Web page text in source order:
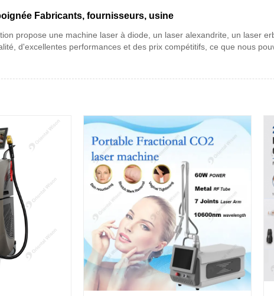
Fabricants, fournisseurs, usine
propose une machine laser à diode, un laser alexandrite, un laser
d'excellentes performances et des prix compétitifs, ce que nous